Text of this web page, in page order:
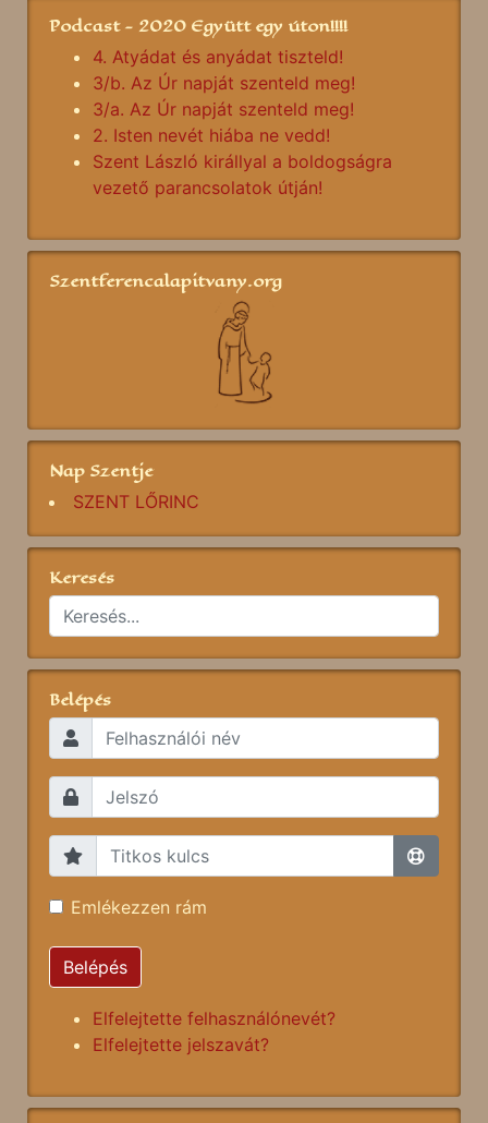
Podcast - 2020 Együtt egy úton!!!!
4. Atyádat és anyádat tiszteld!
3/b. Az Úr napját szenteld meg!
3/a. Az Úr napját szenteld meg!
2. Isten nevét hiába ne vedd!
Szent László királlyal a boldogságra
vezető parancsolatok útján!
Szentferencalapitvany.org
Nap Szentje
SZENT LŐRINC
Keresés
Belépés
Emlékezzen rám
Belépés
Elfelejtette felhasználónevét?
Elfelejtette jelszavát?